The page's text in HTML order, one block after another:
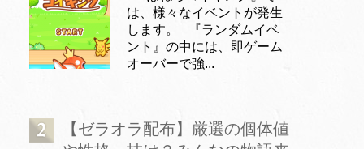
は、様々なイベントが発生
します。 『ランダムイベ
ント』の中には、即ゲーム
オーバーで強...
【ゼラオラ配布】厳選の個体値